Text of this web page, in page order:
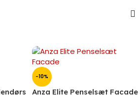
-10%
Anza Elite Penselsæt Facade